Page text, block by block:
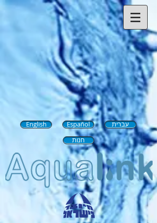
English Español
עברית
חנות